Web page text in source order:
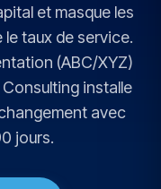
et masque les
taux de service.
(ABC/XYZ)
installe
avec
jours.